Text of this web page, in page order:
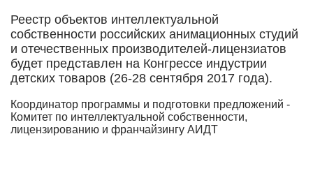
Реестр объектов интеллектуальной
собственности российских анимационных студий
и отечественных производителей-лицензиатов
будет представлен на Конгрессе индустрии
детских товаров (26-28 сентября 2017 года).
Координатор программы и подготовки предложений -
Комитет по интеллектуальной собственности,
лицензированию и франчайзингу АИДТ